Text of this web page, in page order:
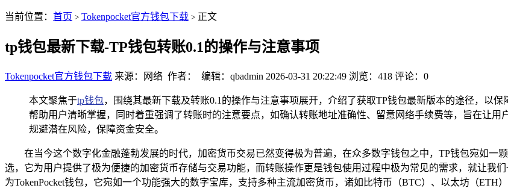
当前位置： 首页 > Tokenpocket官方钱包下载 > 正文
tp钱包最新下载-TP钱包转账0.1的操作与注意事项
Tokenpocket官方钱包下载 来源：网络 作者： 编辑：qbadmin 2026-03-31 20:22:49 浏览：418 评论：0
本文聚焦于tp钱包，围绕其最新下载及转账0.1的操作与注意事项展开，介绍了获取TP钱包最新版本的途径，以
帮助用户清晰掌握，同时着重强调了转账时的注意要点，如确认转账地址准确性、留意网络手续费等，旨在让
规避潜在风险，保障资金安全。
在当今这个数字化金融蓬勃发展的时代，加密货币交易已然变得极为普遍，在众多数字钱包之中，TP钱包宛如一
选，它为用户提供了极为便捷的加密货币存储与交易功能，而转账操作更是钱包使用过程中极为常见的需求，就让我
为TokenPocket钱包，它宛如一个功能强大的数字宝库，支持多种主流加密货币，诸如比特币（BTC）、以太坊（